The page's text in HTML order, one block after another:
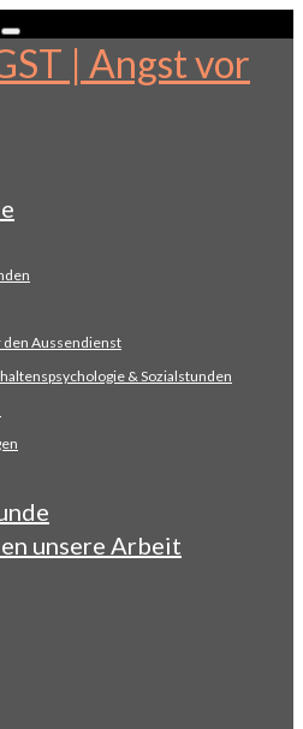
den Aussendienst
& Sozialstunden
unsere Arbeit